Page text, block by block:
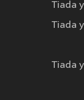
Tiada
Tiada
Tiada